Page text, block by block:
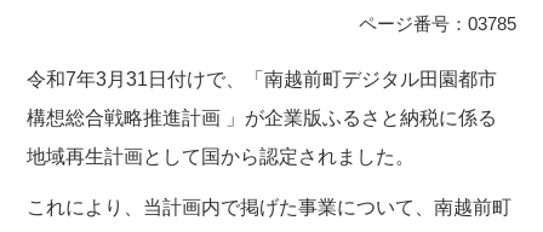
ページ番号：03785
令和7年3月31日付けで、「南越前町デジタル田園都市
構想総合戦略推進計画 」が企業版ふるさと納税に係る
地域再生計画として国から認定されました。
これにより、当計画内で掲げた事業について、南越前町